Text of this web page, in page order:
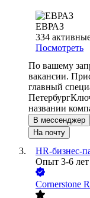
ЕВРАЗ
334
Посмотреть
По вашему
вакансии.
главный
Петербург
названии
В мессенджер
На почту
HR-бизнес-
Опыт 3-6 лет
Cornerstone